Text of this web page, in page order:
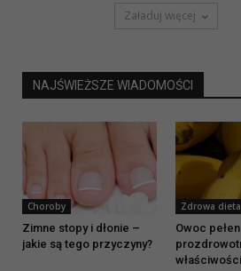
Załaduj więcej
NAJŚWIEŻSZE WIADOMOŚCI
Choroby
Zimne stopy i dłonie –
jakie są tego przyczyny?
Zdrowa dieta
Owoc pełen